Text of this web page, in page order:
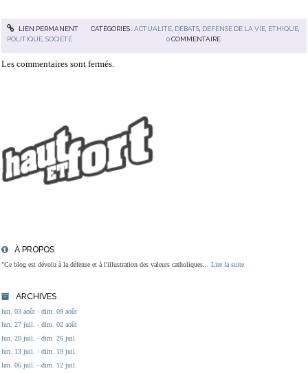
À PROPOS
"Ce blog est dévolu à la défense et à l'illustration des valeurs catholiques... Lire la suite
ARCHIVES
lun. 03 août - dim. 09 août
lun. 27 juil. - dim. 02 août
lun. 20 juil. - dim. 26 juil.
lun. 13 juil. - dim. 19 juil.
lun. 06 juil. - dim. 12 juil.
LIEN PERMANENT CATÉGORIES :ACTUALITÉ, DÉBATS, DÉFENSE DE LA VIE, ETHIQUE,
POLITIQUE,SOCIÉTÉ 0 COMMENTAIRE
Les commentaires sont fermés.